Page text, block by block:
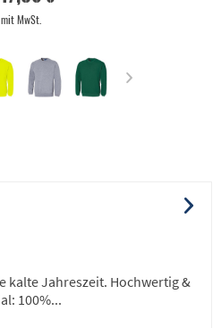
mit MwSt.
kalte Jahreszeit. Hochwertig &
100%...